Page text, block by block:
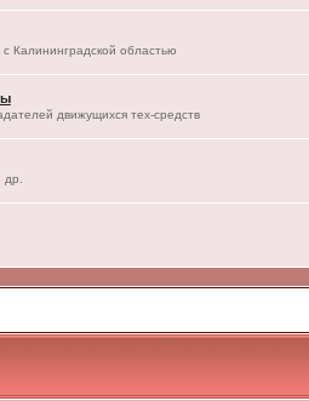
Калининградской областью
движущихся тех-средств